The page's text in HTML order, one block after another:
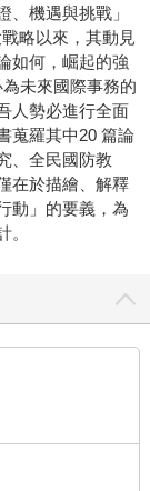
機遇與挑戰」
略以來，其動見
如何，崛起的強
未來國際事務的
人勢必進行全面
蒐羅其中20 篇論
、全民國防教
在於描繪、解釋
動」的要義，為
。